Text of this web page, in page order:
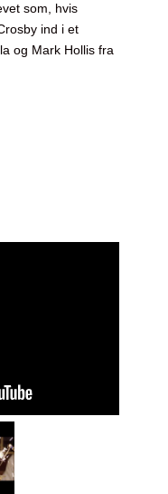
som, hvis
ind i et
og Mark Hollis fra